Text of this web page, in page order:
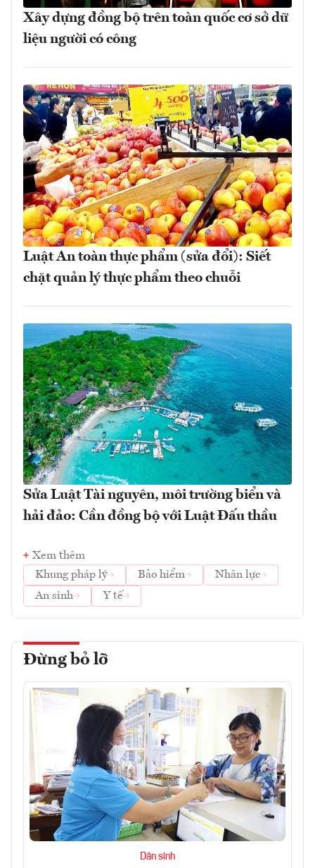
Xây dựng đồng bộ trên toàn quốc cơ sở dữ
liệu người có công
Luật An toàn thực phẩm (sửa đổi): Siết
chặt quản lý thực phẩm theo chuỗi
Sửa Luật Tài nguyên, môi trường biển và
hải đảo: Cần đồng bộ với Luật Đấu thầu
Xem thêm
Khung pháp lý
Bảo hiểm
Nhân lực
An sinh
Y tế
Đừng bỏ lỡ
Dân sinh